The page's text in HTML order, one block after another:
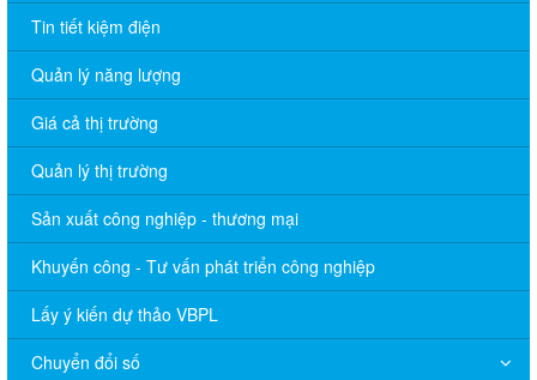
Tin tiết kiệm điện
Quản lý năng lượng
Giá cả thị trường
Quản lý thị trường
Sản xuất công nghiệp - thương mại
Khuyến công - Tư vấn phát triển công nghiệp
Lấy ý kiến dự thảo VBPL
Chuyển đổi số